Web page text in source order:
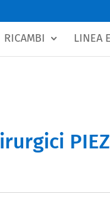
RICAMBI LINEA